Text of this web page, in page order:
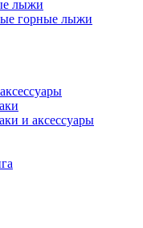
лыжи
горные лыжи
и аксессуары